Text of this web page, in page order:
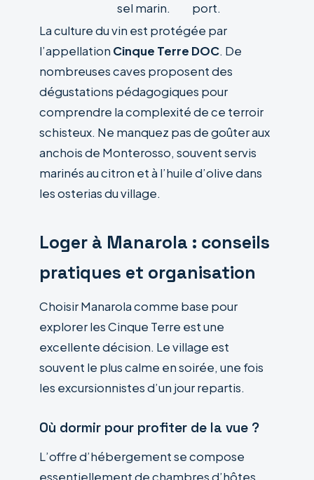
sel marin.
port.
La culture du vin est protégée par
l’appellation Cinque Terre DOC. De
nombreuses caves proposent des
dégustations pédagogiques pour
comprendre la complexité de ce terroir
schisteux. Ne manquez pas de goûter aux
anchois de Monterosso, souvent servis
marinés au citron et à l’huile d’olive dans
les osterias du village.
Loger à Manarola : conseils
pratiques et organisation
Choisir Manarola comme base pour
explorer les Cinque Terre est une
excellente décision. Le village est
souvent le plus calme en soirée, une fois
les excursionnistes d’un jour repartis.
Où dormir pour profiter de la vue ?
L’offre d’hébergement se compose
essentiellement de chambres d’hôtes